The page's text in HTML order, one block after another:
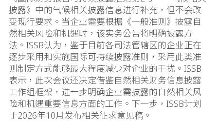
披露》中的气候相关披露信息进行补充，但不会改
变现行要求。当企业需要根据《一般准则》披露自
然相关风险和机遇时，该实务公告将明确披露方
法。ISSB认为，鉴于目前各司法管辖区的企业正在
逐步采用和实施国际可持续披露准则，采用此类准
则制定方式能够最大程度减少对企业的干扰。ISSB
表示，此次会议还决定借鉴自然相关财务信息披露
工作组框架，进一步明确企业需披露的自然相关风
险和机遇重要信息方面的工作。下一步，ISSB计划
于2026年10月发布相关征求意见稿。